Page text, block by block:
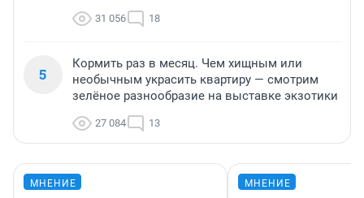
31 056 18
5
Кормить раз в месяц. Чем хищным или
необычным украсить квартиру — смотрим
зелёное разнообразие на выставке экзотики
27 084 13
МНЕНИЕ МНЕНИЕ